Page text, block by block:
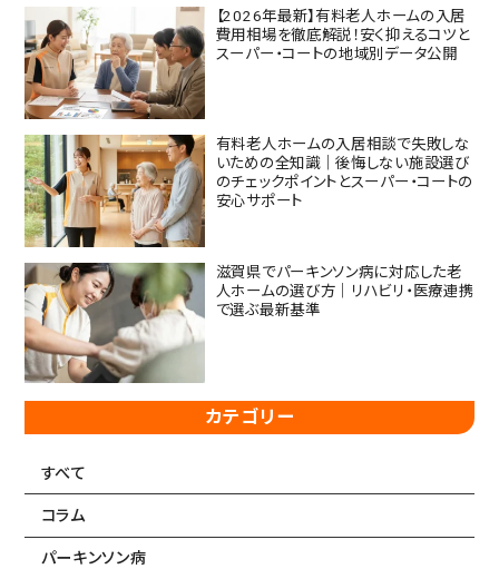
【2026年最新】有料老人ホームの入居
費用相場を徹底解説！安く抑えるコツと
スーパー・コートの地域別データ公開
有料老人ホームの入居相談で失敗しな
いための全知識｜後悔しない施設選び
のチェックポイントとスーパー・コートの
安心サポート
滋賀県でパーキンソン病に対応した老
人ホームの選び方｜リハビリ・医療連携
で選ぶ最新基準
カテゴリー
すべて
コラム
パーキンソン病